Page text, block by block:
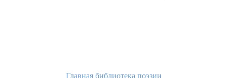
Главная библиотека поэзии